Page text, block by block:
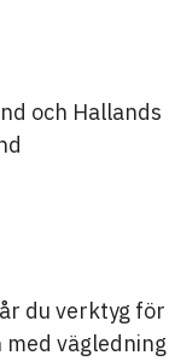
och Hallands
du verktyg för
vägledning